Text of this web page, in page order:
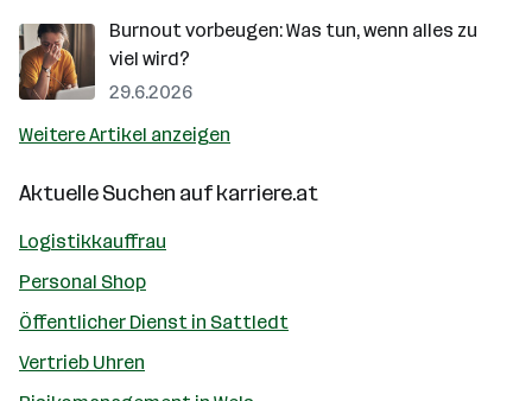
Burnout vorbeugen: Was tun, wenn alles zu
viel wird?
29.6.2026
Weitere Artikel anzeigen
Aktuelle Suchen aufkarriere.at
Logistikkauffrau
Personal Shop
Öffentlicher Dienst in Sattledt
Vertrieb Uhren